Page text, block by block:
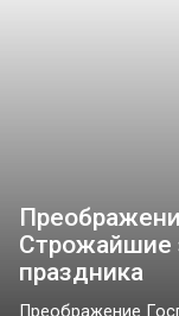
Строжайшие
праздника
Преображение